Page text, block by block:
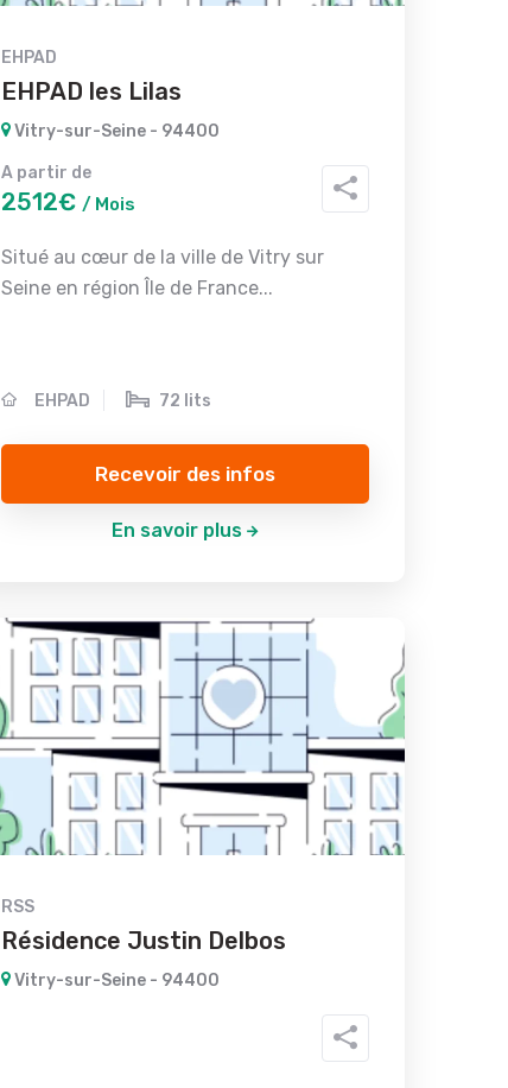
EHPAD
EHPAD les Lilas
Vitry-sur-Seine - 94400
A partir de
2512€ / Mois
Situé au cœur de la ville de Vitry sur
Seine en région Île de France...
EHPAD 72 lits
Recevoir des infos
En savoir plus
RSS
Résidence Justin Delbos
Vitry-sur-Seine - 94400